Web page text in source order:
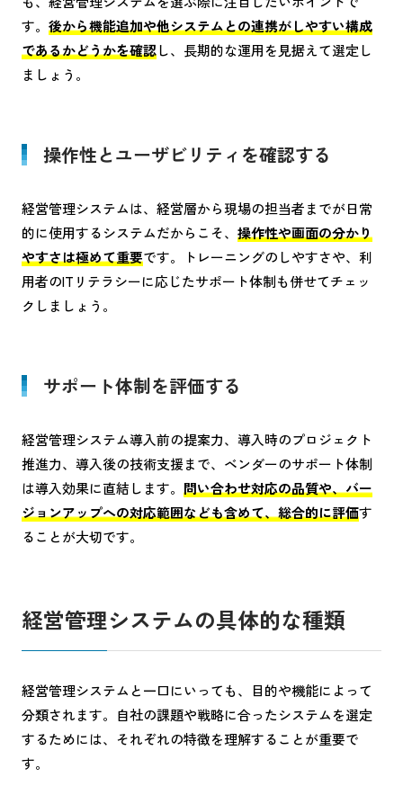
す。 後から機能追加や他システムとの連携がしやすい構成
であるかどうかを確認し、長期的な運用を見据えて選定し
ましょう。
操作性とユーザビリティを確認する
経営管理システムは、経営層から現場の担当者までが日常
的に使用するシステムだからこそ、 操作性や画面の分かり
やすさは極めて重要です。トレーニングのしやすさや、利
用者のITリテラシーに応じたサポート体制も併せてチェッ
クしましょう。
サポート体制を評価する
経営管理システム導入前の提案力、導入時のプロジェクト
推進力、導入後の技術支援まで、ベンダーのサポート体制
は導入効果に直結します。 問い合わせ対応の品質や、バー
ジョンアップへの対応範囲なども含めて、総合的に評価す
ることが大切です。
経営管理システムの具体的な種類
経営管理システムと一口にいっても、目的や機能によって
分類されます。自社の課題や戦略に合ったシステムを選定
するためには、それぞれの特徴を理解することが重要で
す。